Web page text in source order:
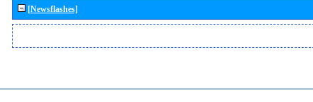
[Newsflashes]